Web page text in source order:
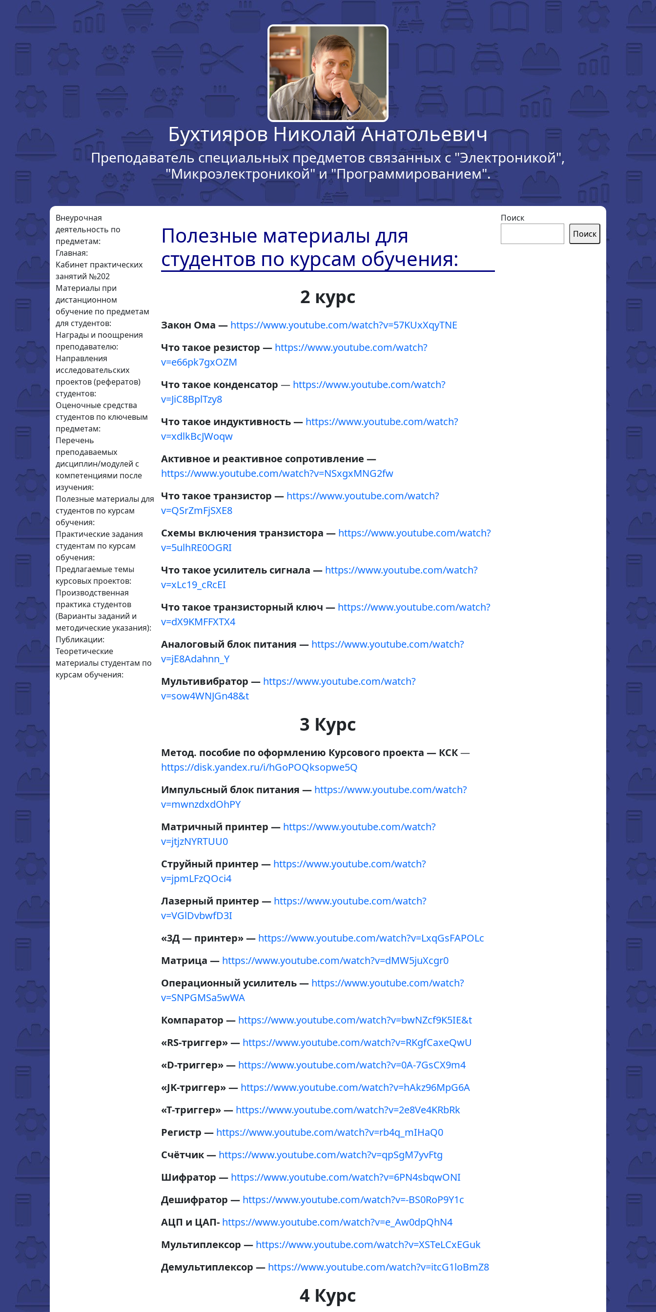
Бухтияров Николай Анатольевич
Преподаватель специальных предметов связанных с "Электроникой",
"Микроэлектроникой" и "Программированием".
Внеурочная
деятельность по
предметам:
Главная:
Кабинет практических
занятий №202
Материалы при
дистанционном
обучение по предметам
для студентов:
Награды и поощрения
преподавателю:
Направления
исследовательских
проектов (рефератов)
студентов:
Оценочные средства
студентов по ключевым
предметам:
Перечень
преподаваемых
дисциплин/модулей с
компетенциями после
изучения:
Полезные материалы для
студентов по курсам
обучения:
Практические задания
студентам по курсам
обучения:
Предлагаемые темы
курсовых проектов:
Производственная
практика студентов
(Варианты заданий и
методические указания):
Публикации:
Теоретические
материалы студентам по
курсам обучения:
Полезные материалы для
студентов по курсам обучения:
2 курс
Закон Ома — https://www.youtube.com/watch?v=57KUxXqyTNE
Что такое резистор — https://www.youtube.com/watch?
v=e66pk7gxOZM
Что такое конденсатор — https://www.youtube.com/watch?
v=JiC8BplTzy8
Что такое индуктивность — https://www.youtube.com/watch?
v=xdlkBcJWoqw
Активное и реактивное сопротивление —
https://www.youtube.com/watch?v=NSxgxMNG2fw
Что такое транзистор — https://www.youtube.com/watch?
v=QSrZmFjSXE8
Схемы включения транзистора — https://www.youtube.com/watch?
v=5ulhRE0OGRI
Что такое усилитель сигнала — https://www.youtube.com/watch?
v=xLc19_cRcEI
Что такое транзисторный ключ — https://www.youtube.com/watch?
v=dX9KMFFXTX4
Аналоговый блок питания — https://www.youtube.com/watch?
v=jE8Adahnn_Y
Мультивибратор — https://www.youtube.com/watch?
v=sow4WNJGn48&t
3 Курс
Метод. пособие по оформлению Курсового проекта — КСК—
https://disk.yandex.ru/i/hGoPOQksopwe5Q
Импульсный блок питания — https://www.youtube.com/watch?
v=mwnzdxdOhPY
Матричный принтер — https://www.youtube.com/watch?
v=jtjzNYRTUU0
Струйный принтер — https://www.youtube.com/watch?
v=jpmLFzQOci4
Лазерный принтер — https://www.youtube.com/watch?
v=VGlDvbwfD3I
«3Д — принтер» — https://www.youtube.com/watch?v=LxqGsFAPOLc
Матрица — https://www.youtube.com/watch?v=dMW5juXcgr0
Операционный усилитель — https://www.youtube.com/watch?
v=SNPGMSa5wWA
Компаратор — https://www.youtube.com/watch?v=bwNZcf9K5IE&t
«RS-триггер» — https://www.youtube.com/watch?v=RKgfCaxeQwU
«D-триггер» — https://www.youtube.com/watch?v=0A-7GsCX9m4
«JK-триггер» — https://www.youtube.com/watch?v=hAkz96MpG6A
«Т-триггер» — https://www.youtube.com/watch?v=2e8Ve4KRbRk
Регистр — https://www.youtube.com/watch?v=rb4q_mIHaQ0
Счётчик — https://www.youtube.com/watch?v=qpSgM7yvFtg
Шифратор — https://www.youtube.com/watch?v=6PN4sbqwONI
Дешифратор — https://www.youtube.com/watch?v=-BS0RoP9Y1c
АЦП и ЦАП- https://www.youtube.com/watch?v=e_Aw0dpQhN4
Мультиплексор — https://www.youtube.com/watch?v=XSTeLCxEGuk
Демультиплексор — https://www.youtube.com/watch?v=itcG1loBmZ8
4 Курс
Поиск
Поиск